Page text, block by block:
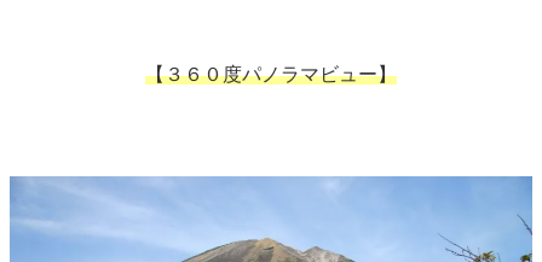
【３６０度パノラマビュー】